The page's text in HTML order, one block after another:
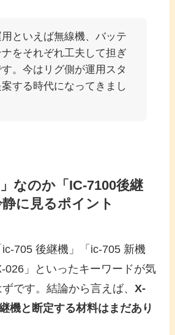
といえば無線機、バッテ
ナをそれぞれ工夫して担ぎ
。今はリグ側が運用スタ
する時代になってきまし
」なのか「IC-7100後継
に見るポイント
705 後継機」「ic-705 新機
026」といったキーワードが気
です。結論から言えば、X-
機と断定する材料はまだあり